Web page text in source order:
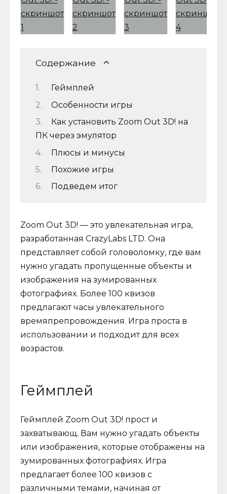
Содержание
Геймплей
Особенности игры
Как установить Zoom Out 3D! на
ПК через эмулятор
Плюсы и минусы
Похожие игры
Подведем итог
Zoom Out 3D! — это увлекательная игра,
разработанная CrazyLabs LTD. Она
представляет собой головоломку, где вам
нужно угадать пропущенные объекты и
изображения на зумированных
фотографиях. Более 100 квизов
предлагают часы увлекательного
времяпрепровождения. Игра проста в
использовании и подходит для всех
возрастов.
Геймплей
Геймплей Zoom Out 3D! прост и
захватывающ. Вам нужно угадать объекты
или изображения, которые отображены на
зумированных фотографиях. Игра
предлагает более 100 квизов с
различными темами, начиная от